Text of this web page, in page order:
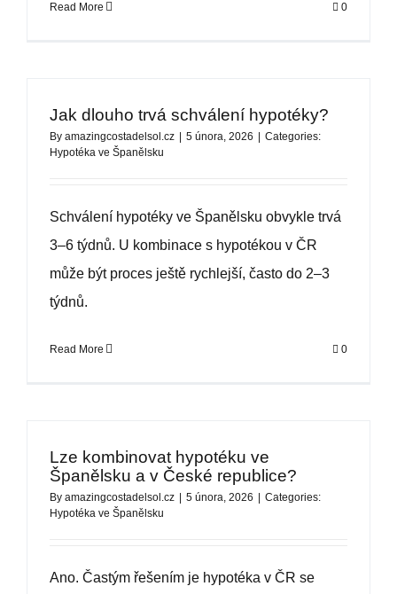
Read More 0
Jak dlouho trvá schválení hypotéky?
By amazingcostadelsol.cz 5 února, 2026
Categories:
Hypotéka ve Španělsku
Schválení hypotéky ve Španělsku obvykle trvá
3–6 týdnů. U kombinace s hypotékou v ČR
může být proces ještě rychlejší, často do 2–3
týdnů.
Read More 0
Lze kombinovat hypotéku ve
Španělsku a v České republice?
By amazingcostadelsol.cz 5 února, 2026
Categories:
Hypotéka ve Španělsku
Ano. Častým řešením je hypotéka v ČR se